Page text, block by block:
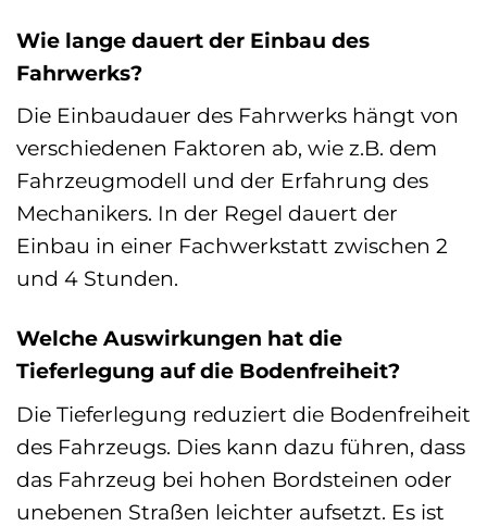
Wie lange dauert der Einbau des
Fahrwerks?
Die Einbaudauer des Fahrwerks hängt von
verschiedenen Faktoren ab, wie z.B. dem
Fahrzeugmodell und der Erfahrung des
Mechanikers. In der Regel dauert der
Einbau in einer Fachwerkstatt zwischen 2
und 4 Stunden.
Welche Auswirkungen hat die
Tieferlegung auf die Bodenfreiheit?
Die Tieferlegung reduziert die Bodenfreiheit
des Fahrzeugs. Dies kann dazu führen, dass
das Fahrzeug bei hohen Bordsteinen oder
unebenen Straßen leichter aufsetzt. Es ist